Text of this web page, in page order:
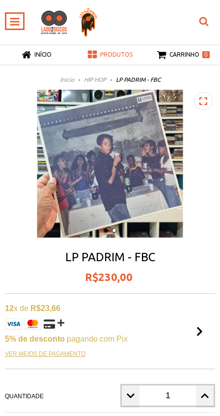
INÍCIO PRODUTOS CARRINHO 0
Início - HIP HOP - LP PADRIM - FBC
LP PADRIM - FBC
R$230,00
12x de R$23,66
5% de desconto pagando com Pix
VER MEIOS DE PAGAMENTO
QUANTIDADE